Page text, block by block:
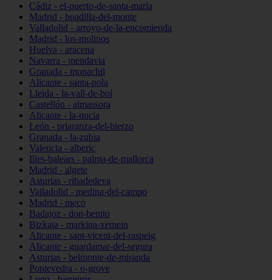
Cádiz - el-puerto-de-santa-maría
Madrid - boadilla-del-monte
Valladolid - arroyo-de-la-encomienda
Madrid - los-molinos
Huelva - aracena
Navarra - mendavia
Granada - monachil
Alicante - santa-pola
Lleida - la-vall-de-boí
Castellón - almassora
Alicante - la-nucia
León - priaranza-del-bierzo
Granada - la-zubia
Valencia - alberic
Illes-balears - palma-de-mallorca
Madrid - algete
Asturias - ribadedeva
Valladolid - medina-del-campo
Madrid - meco
Badajoz - don-benito
Bizkaia - markina-xemein
Alicante - sant-vicent-del-raspeig
Alicante - guardamar-del-segura
Asturias - belmonte-de-miranda
Pontevedra - o-grove